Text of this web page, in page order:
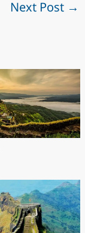
Next Post →